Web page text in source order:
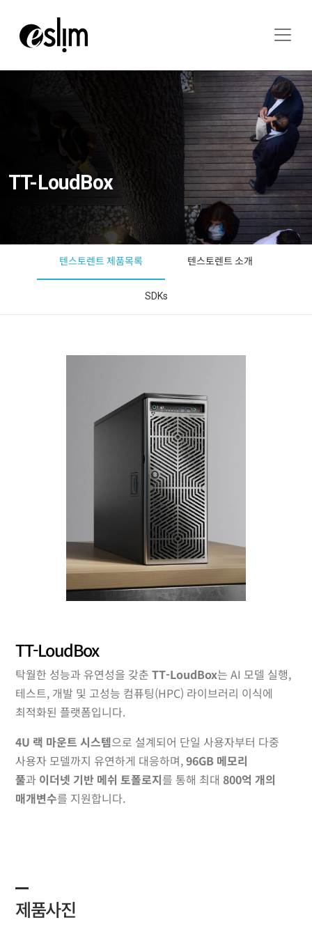
TT-LoudBox
텐스토렌트 제품목록 텐스토렌트 소개
SDKs
TT-LoudBox
탁월한 성능과 유연성을 갖춘 TT-LoudBox는 AI 모델 실행,
테스트, 개발 및 고성능 컴퓨팅(HPC) 라이브러리 이식에
최적화된 플랫폼입니다.
4U 랙 마운트 시스템으로 설계되어 단일 사용자부터 다중
사용자 모델까지 유연하게 대응하며,96GB 메모리
풀과 이더넷 기반 메쉬 토폴로지를 통해 최대 800억 개의
매개변수를 지원합니다.
제품사진